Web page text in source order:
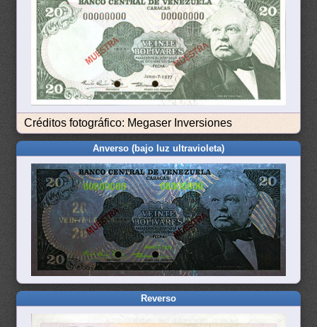
Créditos fotográfico: Megaser Inversiones
Anverso (bajo luz ultravioleta)
Reverso